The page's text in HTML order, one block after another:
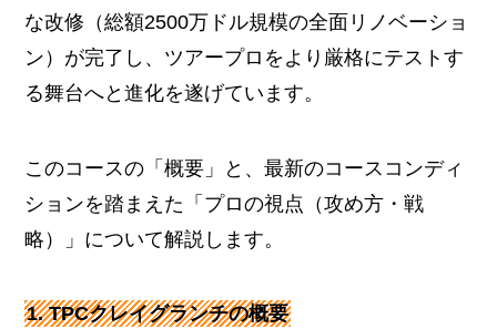
な改修（総額2500万ドル規模の全面リノベーショ
ン）が完了し、ツアープロをより厳格にテストす
る舞台へと進化を遂げています。
このコースの「概要」と、最新のコースコンディ
ションを踏まえた「プロの視点（攻め方・戦
略）」について解説します。
1. TPCクレイグランチの概要